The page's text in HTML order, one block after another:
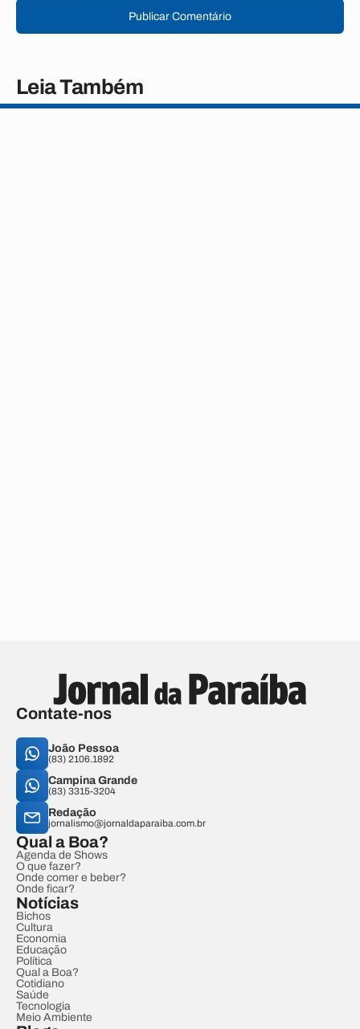
Publicar Comentário
Leia Também
Contate-nos
João Pessoa
(83) 2106.1892
Campina Grande
(83) 3315-3204
Redação
jornalismo@jornaldaparaiba.com.br
Qual a Boa?
Agenda de Shows
O que fazer?
Onde comer e beber?
Onde ficar?
Notícias
Bichos
Cultura
Economia
Educação
Política
Qual a Boa?
Cotidiano
Saúde
Tecnologia
Meio Ambiente